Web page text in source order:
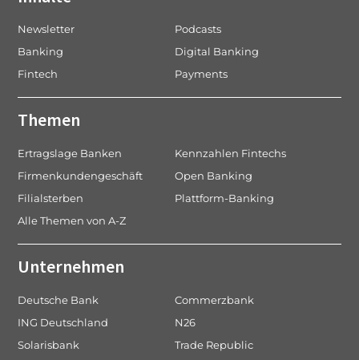
Newsletter
Podcasts
Banking
Digital Banking
Fintech
Payments
Themen
Ertragslage Banken
Kennzahlen Fintechs
Firmenkundengeschäft
Open Banking
Filialsterben
Plattform-Banking
Alle Themen von A-Z
Unternehmen
Deutsche Bank
Commerzbank
ING Deutschland
N26
Solarisbank
Trade Republic